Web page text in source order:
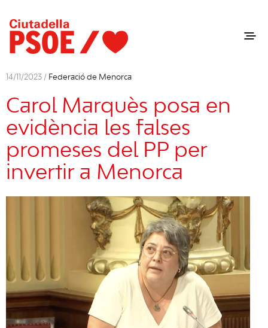
14/11/2023 / Federació de Menorca
Carol Marquès posa en
evidència les falses
promeses del PP per
invertir a Menorca